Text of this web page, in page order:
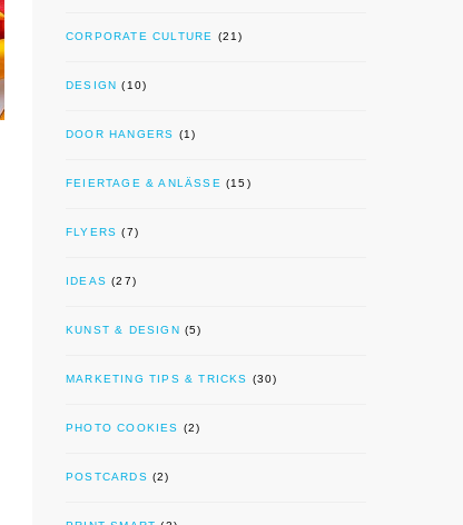
CORPORATE CULTURE (21)
DESIGN (10)
DOOR HANGERS (1)
FEIERTAGE & ANLÄSSE (15)
FLYERS (7)
IDEAS (27)
KUNST & DESIGN (5)
MARKETING TIPS & TRICKS (30)
PHOTO COOKIES (2)
POSTCARDS (2)